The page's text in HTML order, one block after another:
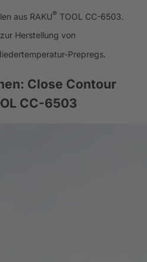
aus RAKU® TOOL CC-6503.
Herstellung von
Prepregs.
Close Contour
CC-6503